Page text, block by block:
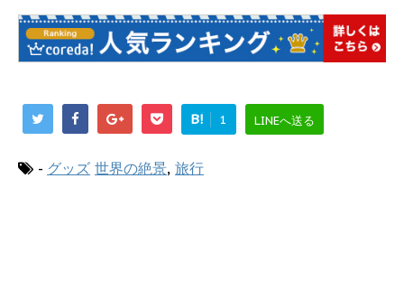
B! 1 LINEへ送る
- グッズ 世界の絶景, 旅行